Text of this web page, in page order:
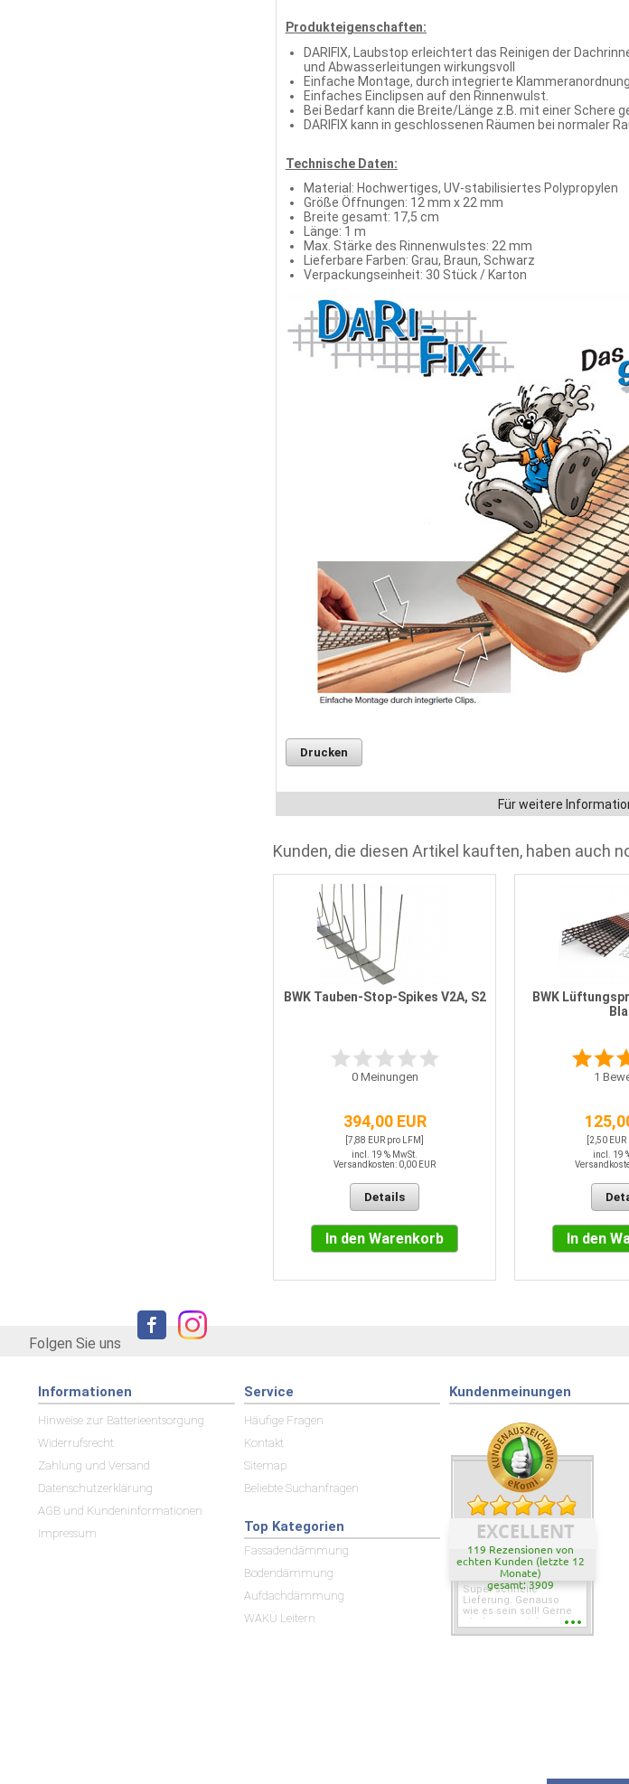
Produkteigenschaften:
DARIFIX, Laubstop erleichtert das Reinigen der
und Abwasserleitungen wirkungsvoll
Einfache Montage, durch integrierte Klammeranordnung
Einfaches Einclipsen auf den Rinnenwulst.
Bei Bedarf kann die Breite/Länge z.B. mit einer Schere
DARIFIX kann in geschlossenen Räumen bei normaler
Technische Daten:
Material: Hochwertiges, UV-stabilisiertes Polypropylen
Größe Öffnungen: 12 mm x 22 mm
Breite gesamt: 17,5 cm
Länge: 1 m
Max. Stärke des Rinnenwulstes: 22 mm
Lieferbare Farben: Grau, Braun, Schwarz
Verpackungseinheit: 30 Stück / Karton
Drucken
Für weitere
Kunden, die diesen Artikel kauften, haben auch
BWK Tauben-Stop-Spikes V2A, S2
0Meinungen
394,00 EUR
[7,88 EUR pro LFM]
incl. 19 % MwSt.
Versandkosten: 0,00 EUR
Details
In den Warenkorb
BWK
1
[2,50 EUR
incl. 19
In den
Folgen Sie uns
Informationen
Hinweise zur Batterieentsorgung
Widerrufsrecht
Zahlung und Versand
Datenschutzerklärung
AGB und Kundeninformationen
Impressum
Service
Häufige Fragen
Kontakt
Sitemap
Beliebte Suchanfragen
Top Kategorien
Fassadendämmung
Bodendämmung
Aufdachdämmung
WAKÜ Leitern
Kundenmeinungen
EXCELLENT
119 Rezensionen von
echten Kunden (letzte 12
Monate)
gesamt: 3909
Super schnelle
Lieferung. Genauso
wie es sein soll! Gerne
wieder wenn ich was